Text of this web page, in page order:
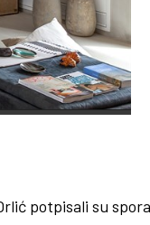
potpisali su